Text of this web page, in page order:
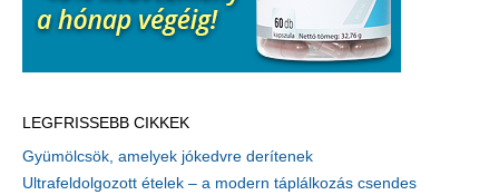
LEGFRISSEBB CIKKEK
Gyümölcsök, amelyek jókedvre derítenek
Ultrafeldolgozott ételek – a modern táplálkozás csendes